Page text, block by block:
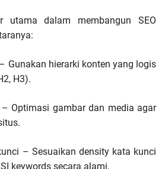
utama dalam membangun SEO
Gunakan hierarki konten yang logis
H3).
Optimasi gambar dan media agar
– Sesuaikan density kata kunci
keywords secara alami.